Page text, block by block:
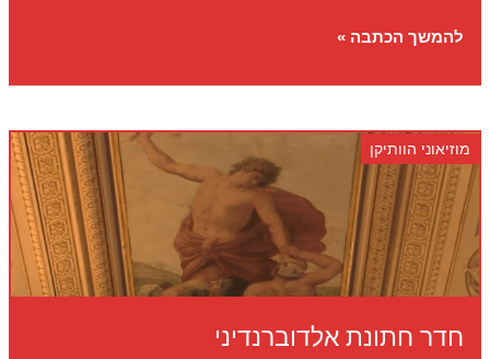
גלריית
–
להמשך הכתבה »
חדר חתונת אלדוברנדיני
מוזיאוני הוותיקן